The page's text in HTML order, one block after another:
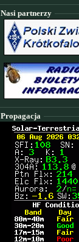
Nasi partnerzy
Propagacja